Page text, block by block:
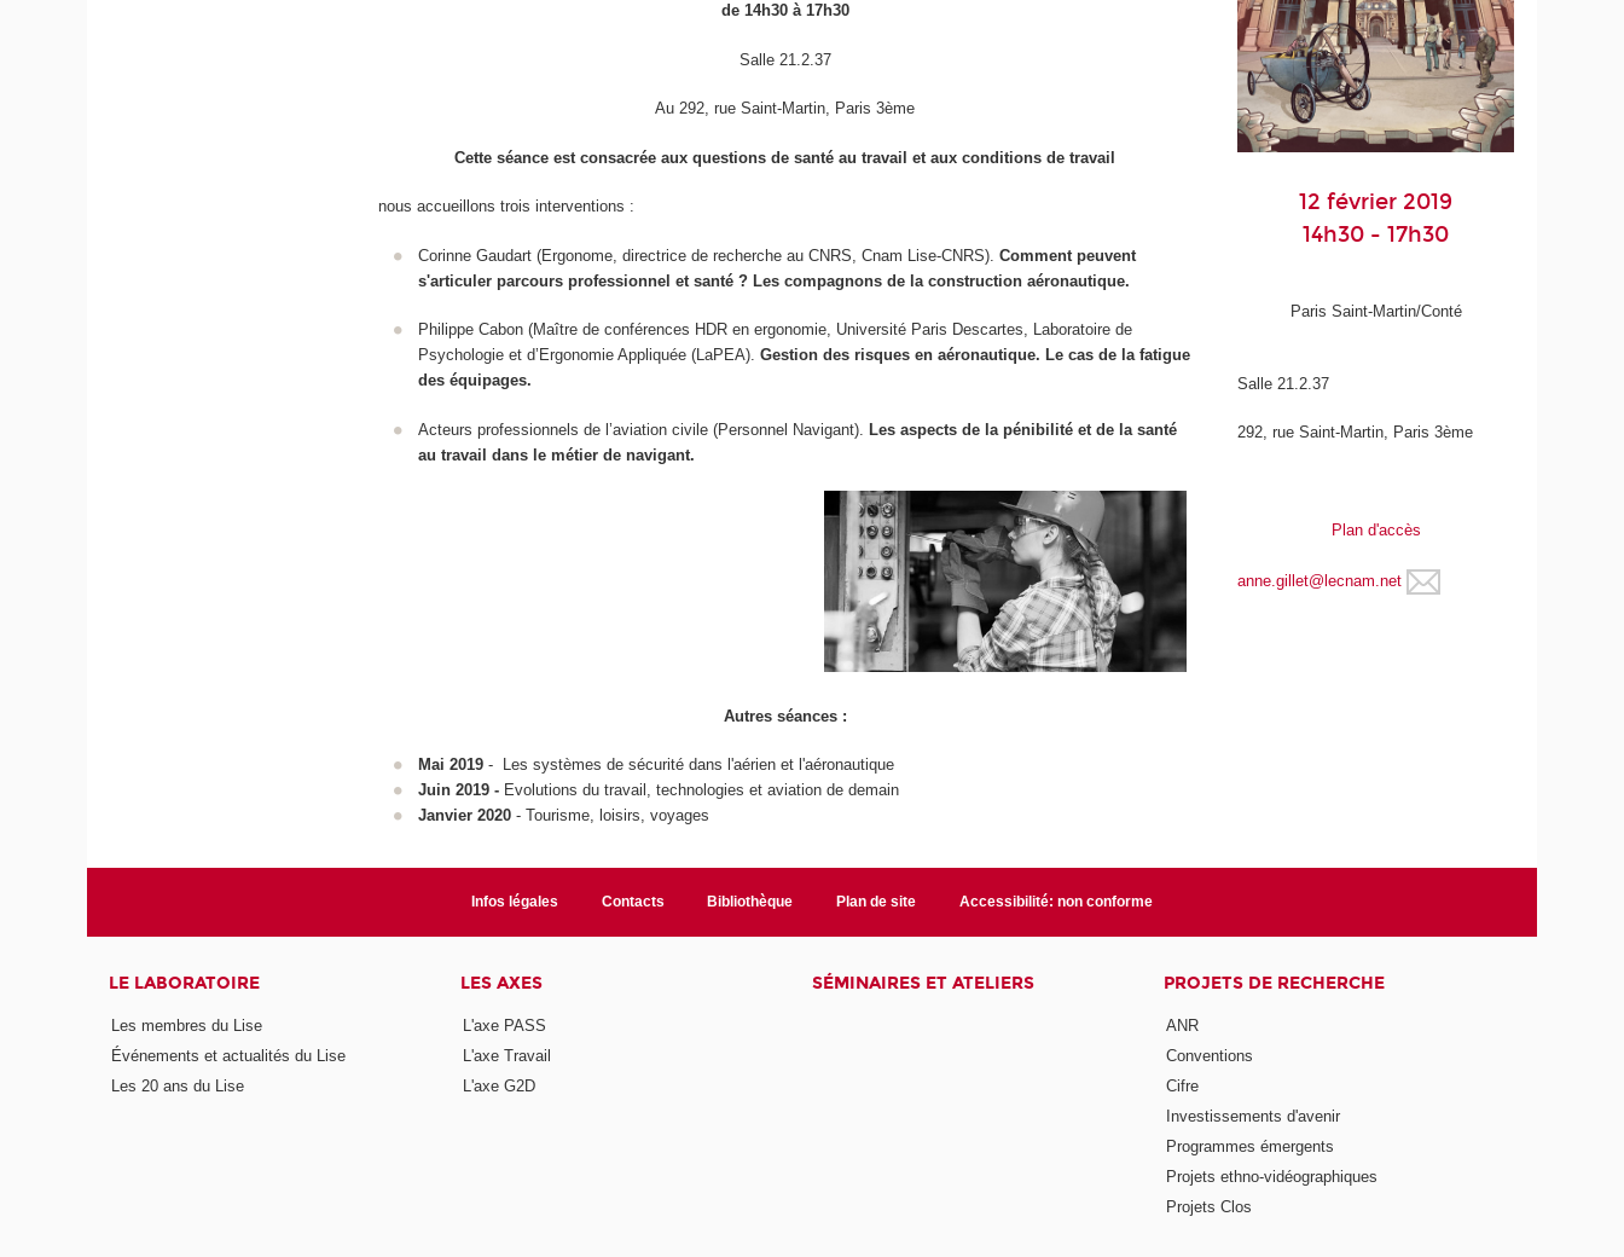
de 14h30 à 17h30
Salle 21.2.37
Au 292, rue Saint-Martin, Paris 3ème
Cette séance est consacrée aux questions de santé au travail et aux conditions de travail
nous accueillons trois interventions :
Corinne Gaudart (Ergonome, directrice de recherche au CNRS, Cnam Lise-CNRS). Comment peuvent
s'articuler parcours professionnel et santé ? Les compagnons de la construction aéronautique.
Philippe Cabon (Maître de conférences HDR en ergonomie, Université Paris Descartes, Laboratoire de
Psychologie et d’Ergonomie Appliquée (LaPEA). Gestion des risques en aéronautique. Le cas de la fatigue
des équipages.
Acteurs professionnels de l’aviation civile (Personnel Navigant).
Les aspects de la pénibilité et de la santé
au travail dans le métier de navigant.
Autres séances :
Mai 2019- Les systèmes de sécurité dans l'aérien et l'aéronautique
Juin 2019 - Evolutions du travail, technologies et aviation de demain
Janvier 2020 - Tourisme, loisirs, voyages
12 février 2019
14h30 - 17h30
Paris Saint-Martin/Conté
Salle 21.2.37
292, rue Saint-Martin, Paris 3ème
Plan d'accès
anne.gillet@lecnam.net
Infos légales Contacts Bibliothèque Plan de site Accessibilité: non conforme
LE LABORATOIRE
Les membres du Lise
Événements et actualités du Lise
Les 20 ans du Lise
LES AXES
L'axe PASS
L'axe Travail
L'axe G2D
SÉMINAIRES ET ATELIERS PROJETS DE RECHERCHE
ANR
Conventions
Cifre
Investissements d'avenir
Programmes émergents
Projets ethno-vidéographiques
Projets Clos